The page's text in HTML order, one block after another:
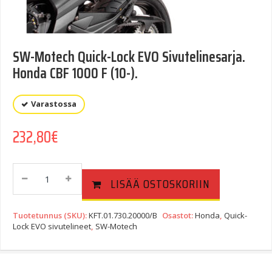
SW-Motech Quick-Lock EVO Sivutelinesarja.
Honda CBF 1000 F (10-).
Varastossa
232,80€
Lock
EVO
Honda
LISÄÄ OSTOSKORIIN
Tuotetunnus (SKU):KFT.01.730.20000/B Osastot:Honda Quick-
Lock EVO sivutelineet SW-Motech